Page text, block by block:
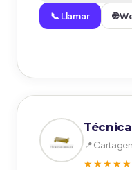
📞 Llamar 🌐
📍
★★★★★